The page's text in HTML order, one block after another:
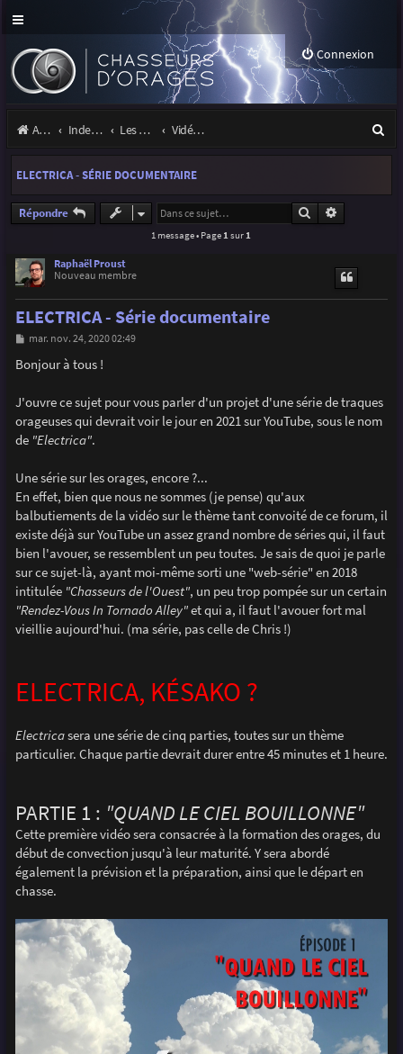
Connexion
Accueil Index du forum Les orages Vidéos d'orages
e
ELECTRICA - SÉRIE DOCUMENTAIRE
Répondre Rechercher
1 message • Page 1 sur 1
Raphaël Proust
Nouveau membre
ELECTRICA - Série documentaire
M
s
s
e
mar. nov. 24, 2020 02:49
Bonjour à tous !
J'ouvre ce sujet pour vous parler d'un projet d'une série de traques
orageuses qui devrait voir le jour en 2021 sur YouTube, sous le nom
de "Electrica".
Une série sur les orages, encore ?...
En effet, bien que nous ne sommes (je pense) qu'aux
balbutiements de la vidéo sur le thème tant convoité de ce forum, il
existe déjà sur YouTube un assez grand nombre de séries qui, il faut
bien l'avouer, se ressemblent un peu toutes. Je sais de quoi je parle
sur ce sujet-là, ayant moi-même sorti une "web-série" en 2018
intitulée "Chasseurs de l'Ouest", un peu trop pompée sur un certain
"Rendez-Vous In Tornado Alley"et qui a, il faut l'avouer fort mal
vieillie aujourd'hui. (ma série, pas celle de Chris !)
ELECTRICA, KÉSAKO ?
Electricasera une série de cinq parties, toutes sur un thème
particulier. Chaque partie devrait durer entre 45 minutes et 1 heure.
PARTIE 1 : "QUAND LE CIEL BOUILLONNE"
Cette première vidéo sera consacrée à la formation des orages, du
début de convection jusqu'à leur maturité. Y sera abordé
également la prévision et la préparation, ainsi que le départ en
chasse.